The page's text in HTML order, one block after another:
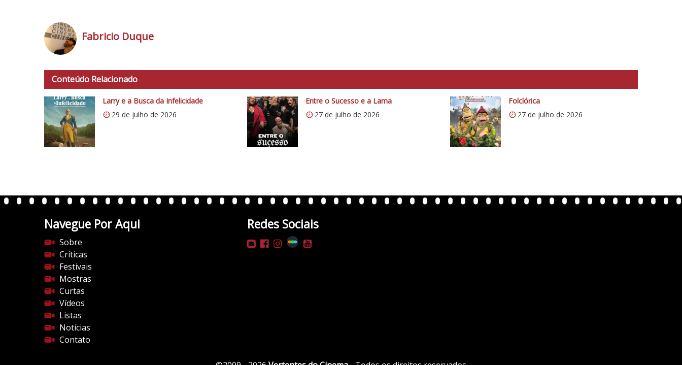
o
t
C
í
t
i
t
p
s
:
/
/
w
p
c
o
m
/
v
e
r
t
e
n
Fabricio Duque
Conteúdo Relacionado
Larry e a Busca da Infelicidade
29 de julho de 2026
Entre o Sucesso e a Lama
27 de julho de 2026
Folclórica
27 de julho de 2026
Navegue Por Aqui
Sobre
Críticas
Festivais
Mostras
Curtas
Vídeos
Listas
Notícias
Contato
Redes Sociais